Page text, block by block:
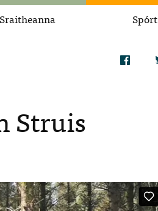
Sraitheanna Spórt
Struis